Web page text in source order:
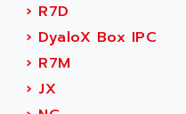
ADDER
ADDI DATA
› R7D
› DyaloX Box IPC
› R7M
› JX